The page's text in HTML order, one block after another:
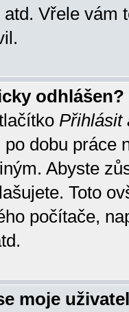
Vřele vám
odhlášen?
Přihlásit
dobu práce
Abyste
Toto
počítače,
moje